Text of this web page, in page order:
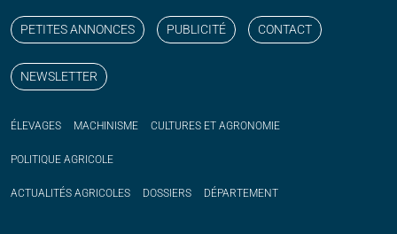
PETITES ANNONCES PUBLICITÉ CONTACT
NEWSLETTER
ÉLEVAGES MACHINISME CULTURES ET AGRONOMIE
POLITIQUE AGRICOLE
ACTUALITÉS AGRICOLES DOSSIERS DÉPARTEMENT